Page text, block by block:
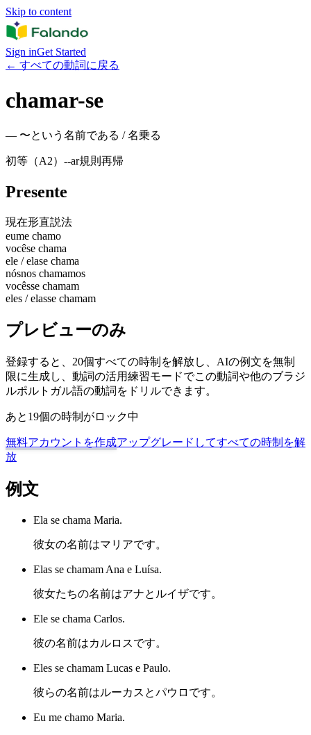
Skip to content
Sign inGet Started
← すべての動詞に戻る
chamar-se
— 〜という名前である / 名乗る
初等（A2） --ar規則 再帰
Presente
現在形直説法
eume chamo
vocêse chama
ele / elase chama
nósnos chamamos
vocêsse chamam
eles / elasse chamam
プレビューのみ
登録すると、20個すべての時制を解放し、AIの例文を無制
限に生成し、動詞の活用練習モードでこの動詞や他のブラジ
ルポルトガル語の動詞をドリルできます。
あと19個の時制がロック中
無料アカウントを作成アップグレードしてすべての時制を解
放
例文
Ela se chama Maria.
彼女の名前はマリアです。
Elas se chamam Ana e Luísa.
彼女たちの名前はアナとルイザです。
Ele se chama Carlos.
彼の名前はカルロスです。
Eles se chamam Lucas e Paulo.
彼らの名前はルーカスとパウロです。
Eu me chamo Maria.